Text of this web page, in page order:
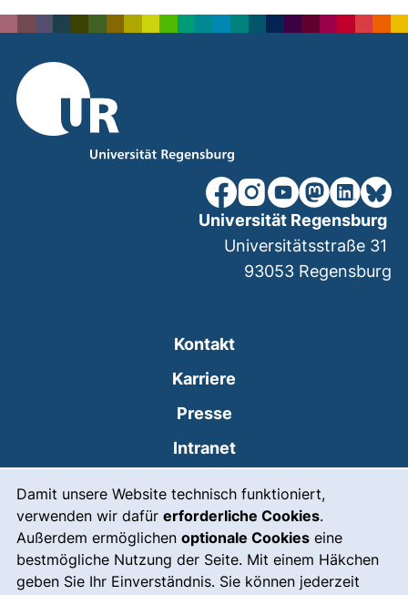
Damit unsere Website technisch funktioniert,
verwenden wir dafür erforderliche Cookies.
Außerdem ermöglichen optionale Cookies eine
bestmögliche Nutzung der Seite. Mit einem Häkchen
geben Sie Ihr Einverständnis. Sie können jederzeit
unsere Facebook-Seite
unsere Instagram-
unsere YouTube-
unsereunsere
Kontakt
Karriere
Presse
Intranet(externer Link, öffnet
Leichte Sprache
Gebärdensprache
Notfall(externer Link, öffnet
Universität Regensburg
Universitätsstraße 31
93053 Regensburg